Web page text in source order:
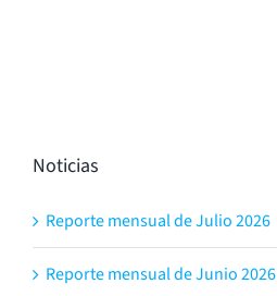
Noticias
Reporte mensual de Julio 2026
Reporte mensual de Junio 2026